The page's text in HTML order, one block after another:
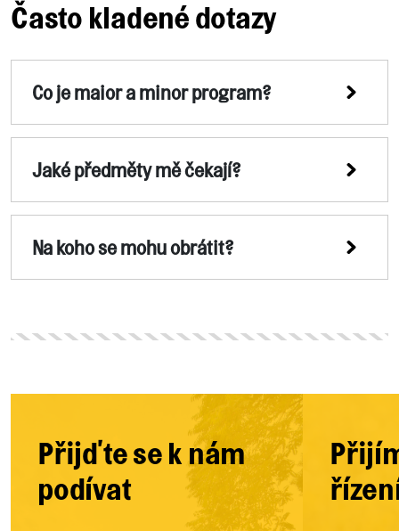
Často kladené dotazy
Co je maior a minor program?
Jaké předměty mě čekají?
Na koho se mohu obrátit?
Přijďte se k nám
podívat